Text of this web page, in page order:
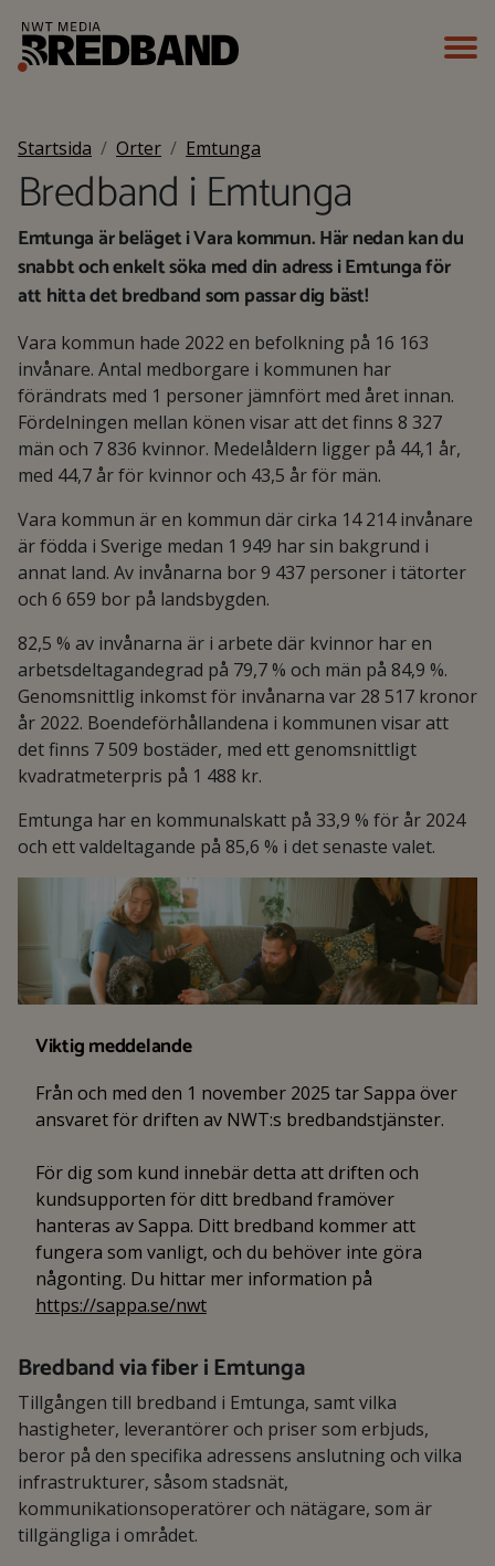
Startsida Orter Emtunga
Bredband i Emtunga
Emtunga är beläget i Vara kommun. Här nedan kan du
snabbt och enkelt söka med din adress i Emtunga för
att hitta det bredband som passar dig bäst!
Vara kommun hade 2022 en befolkning på 16 163
invånare. Antal medborgare i kommunen har
förändrats med 1 personer jämnfört med året innan.
Fördelningen mellan könen visar att det finns 8 327
män och 7 836 kvinnor. Medelåldern ligger på 44,1 år,
med 44,7 år för kvinnor och 43,5 år för män.
Vara kommun är en kommun där cirka 14 214 invånare
är födda i Sverige medan 1 949 har sin bakgrund i
annat land. Av invånarna bor 9 437 personer i tätorter
och 6 659 bor på landsbygden.
82,5 % av invånarna är i arbete där kvinnor har en
arbetsdeltagandegrad på 79,7 % och män på 84,9 %.
Genomsnittlig inkomst för invånarna var 28 517 kronor
år 2022. Boendeförhållandena i kommunen visar att
det finns 7 509 bostäder, med ett genomsnittligt
kvadratmeterpris på 1 488 kr.
Emtunga har en kommunalskatt på 33,9 % för år 2024
och ett valdeltagande på 85,6 % i det senaste valet.
Viktig meddelande
Från och med den 1 november 2025 tar Sappa över
ansvaret för driften av NWT:s bredbandstjänster.
För dig som kund innebär detta att driften och
kundsupporten för ditt bredband framöver
hanteras av Sappa. Ditt bredband kommer att
fungera som vanligt, och du behöver inte göra
någonting. Du hittar mer information på
https://sappa.se/nwt
Bredband via fiber i Emtunga
Tillgången till bredband i Emtunga, samt vilka
hastigheter, leverantörer och priser som erbjuds,
beror på den specifika adressens anslutning och vilka
infrastrukturer, såsom stadsnät,
kommunikationsoperatörer och nätägare, som är
tillgängliga i området.